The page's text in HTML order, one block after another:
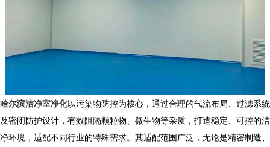
哈尔滨洁净室净化以污染物防控为核心，通过合理的气流布局、过滤系统
及密闭防护设计，有效阻隔颗粒物、微生物等杂质，打造稳定、可控的洁
净环境，适配不同行业的特殊需求。其适配范围广泛，无论是精密制造、